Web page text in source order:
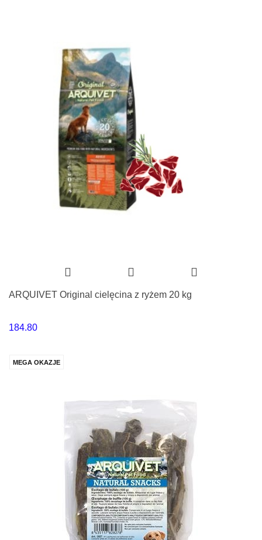
ARQUIVET Original cielęcina z ryżem 20 kg
184.80
MEGA OKAZJE